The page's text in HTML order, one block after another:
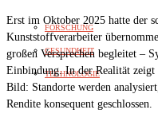
FORSCHUNG
GESUNDHEIT
TECHNOLOGIE
Erst im Oktober 2025 hatte der
Kunststoffverarbeiter
großen Versprechen begleitet –
Einbindung. In der Realität zeigt
Bild: Standorte werden
Rendite konsequent geschlossen.